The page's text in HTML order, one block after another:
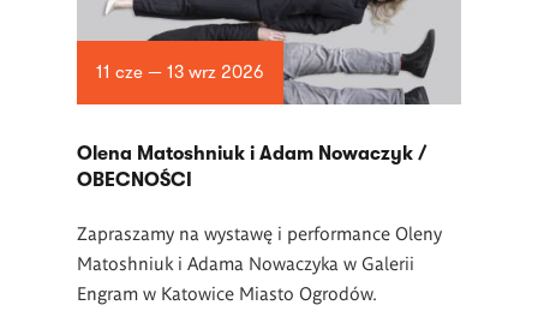
11 cze — 13 wrz 2026
Olena Matoshniuk i Adam Nowaczyk /
OBECNOŚCI
Zapraszamy na wystawę i performance Oleny
Matoshniuk i Adama Nowaczyka w Galerii
Engram w Katowice Miasto Ogrodów.